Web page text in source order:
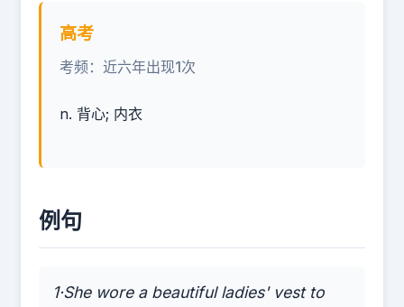
高考
考频：近六年出现1次
n. 背心; 内衣
例句
1·She wore a beautiful ladies' vest to